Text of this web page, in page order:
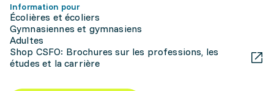
Information pour
Écolières et écoliers
Gymnasiennes et gymnasiens
Adultes
Shop CSFO: Brochures sur les professions, les
études et la carrière